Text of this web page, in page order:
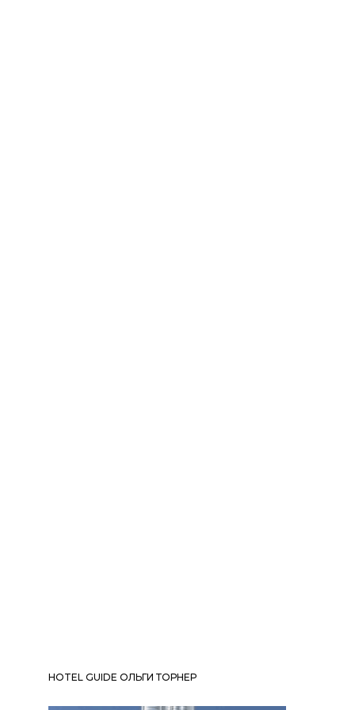
HOTEL GUIDE ОЛЬГИ ТОРНЕР